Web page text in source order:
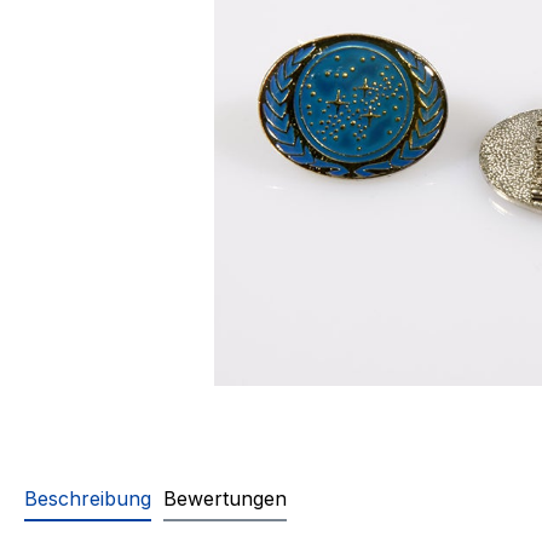
Beschreibung Bewertungen